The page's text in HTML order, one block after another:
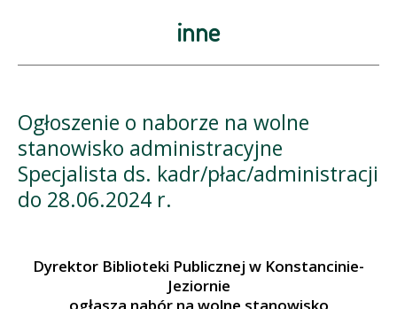
inne
Ogłoszenie o naborze na wolne
stanowisko administracyjne
Specjalista ds. kadr/płac/administracji
do 28.06.2024 r.
Dyrektor Biblioteki Publicznej w Konstancinie-
Jeziornie